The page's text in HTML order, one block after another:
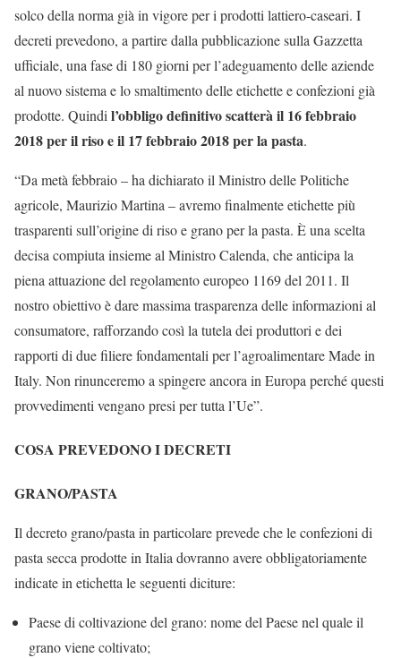
solco della norma già in vigore per i prodotti lattiero-caseari. I
decreti prevedono, a partire dalla pubblicazione sulla Gazzetta
ufficiale, una fase di 180 giorni per l’adeguamento delle aziende
al nuovo sistema e lo smaltimento delle etichette e confezioni già
prodotte. Quindi l’obbligo definitivo scatterà il 16 febbraio
2018 per il riso e il 17 febbraio 2018 per la pasta.
“Da metà febbraio – ha dichiarato il Ministro delle Politiche
agricole, Maurizio Martina – avremo finalmente etichette più
trasparenti sull’origine di riso e grano per la pasta. È una scelta
decisa compiuta insieme al Ministro Calenda, che anticipa la
piena attuazione del regolamento europeo 1169 del 2011. Il
nostro obiettivo è dare massima trasparenza delle informazioni al
consumatore, rafforzando così la tutela dei produttori e dei
rapporti di due filiere fondamentali per l’agroalimentare Made in
Italy. Non rinunceremo a spingere ancora in Europa perché questi
provvedimenti vengano presi per tutta l’Ue”.
COSA PREVEDONO I DECRETI
GRANO/PASTA
Il decreto grano/pasta in particolare prevede che le confezioni di
pasta secca prodotte in Italia dovranno avere obbligatoriamente
indicate in etichetta le seguenti diciture:
Paese di coltivazione del grano: nome del Paese nel quale il
grano viene coltivato;